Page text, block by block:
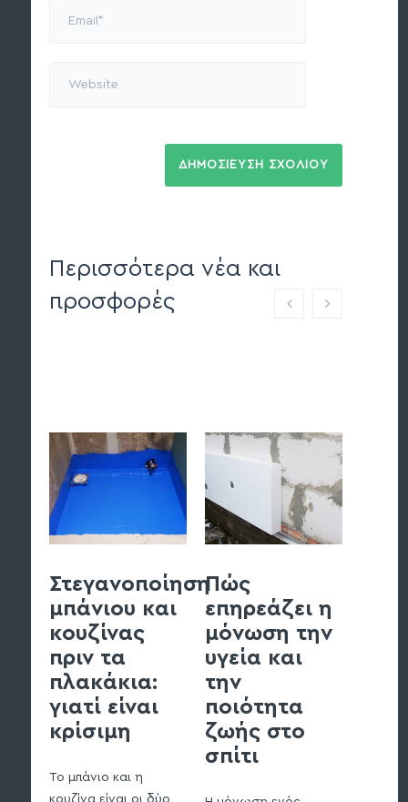
Περισσότερα νέα και
προσφορές
Στεγανοποίηση
μπάνιου και
κουζίνας
πριν τα
πλακάκια:
γιατί είναι
κρίσιμη
Το μπάνιο και η
Πώς
επηρεάζει η
μόνωση την
υγεία και
την
ποιότητα
ζωής στο
σπίτι